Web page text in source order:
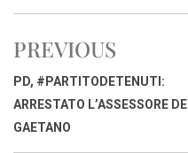
c
b
o
o
k
a
s
A
p
n
d
I
r
d
s
PREVIOUS
PD, #PARTITODETENUTI:
ARRESTATO L’ASSESSORE DE
GAETANO